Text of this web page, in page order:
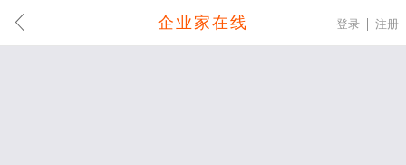
企业家在线 登录 注册